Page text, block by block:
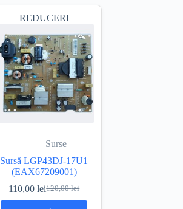
REDUCERI
Surse
Sursă LGP43DJ-17U1
(EAX67209001)
120,00lei
Prețul
inițial
110,00leiPrețul
curent